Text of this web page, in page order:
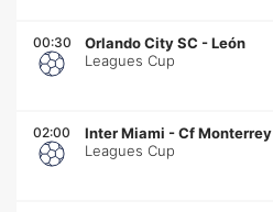
00:30 Orlando City SC -León
Leagues Cup
02:00 Inter Miami -Cf Monterrey
Leagues Cup